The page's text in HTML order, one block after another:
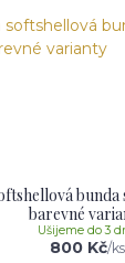
bunda
barevné
800 Kč/ks
Ušijeme do 3